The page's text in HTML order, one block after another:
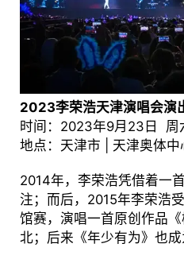
2023李荣浩天津演唱会演
时间：2023年9月23日 周
地点：天津市 | 天津奥体中
2014年，李荣浩凭借着一
注；而后，2015年李荣浩
馆赛，演唱一首原创作品
北；后来《年少有为》也成